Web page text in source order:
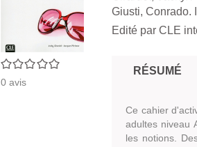
0/5
0 avis
Giusti, Conrado.
Edité par CLE
RÉSUMÉ
Ce cahier
adultes niveau
les notions.